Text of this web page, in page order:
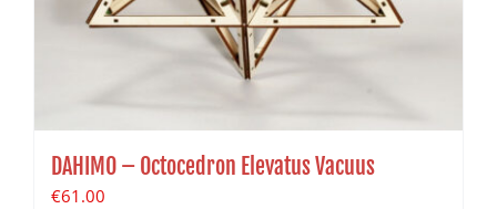
DAHIMO – Octocedron Elevatus Vacuus
€61.00